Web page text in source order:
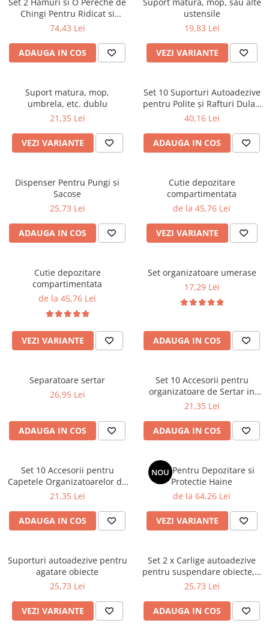
Stickere Copii
Stickere Florale
Stickere Diverse
Stickere Pentru Usi
Markere Corectoare - Retuș
Mobilier
Chingi Pentru Ridicat si
Transportat Mobila si Alte
74,43 Lei
ADAUGA IN COS
ustensile
19,83 Lei
VEZI VARIANTE
Suport matura, mop,
umbrela, etc. dublu
21,35 Lei
VEZI VARIANTE
Set 10 Suporturi Autoadezive
pentru Polite și Rafturi Dulap
– Stabilitate și Ușurință în
40,16 Lei
ADAUGA IN COS
Dispenser Pentru Pungi si
Sacose
25,73 Lei
ADAUGA IN COS
Cutie depozitare
compartimentata
de la 45,76 Lei
VEZI VARIANTE
Cutie depozitare
compartimentata
de la 45,76 Lei
VEZI VARIANTE
Set organizatoare umerase
17,29 Lei
ADAUGA IN COS
Separatoare sertar
26,95 Lei
ADAUGA IN COS
Set 10 Accesorii pentru
organizatoare de Sertar in
forma de X
21,35 Lei
ADAUGA IN COS
Set 10 Accesorii pentru
Capetele Organizatoarelor de
Sertar
21,35 Lei
ADAUGA IN COS
NOU
Husa Pentru Depozitare si
Protectie Haine
de la 64,26 Lei
VEZI VARIANTE
Suporturi autoadezive pentru
agatare obiecte
25,73 Lei
VEZI VARIANTE
Set 2 x Carlige autoadezive
pentru suspendare obiecte, 5
X 5 CM
25,73 Lei
ADAUGA IN COS